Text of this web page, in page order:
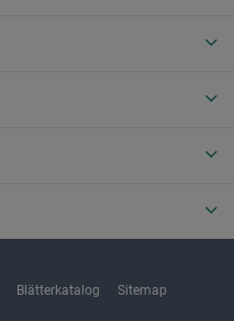
Blätterkatalog Sitemap